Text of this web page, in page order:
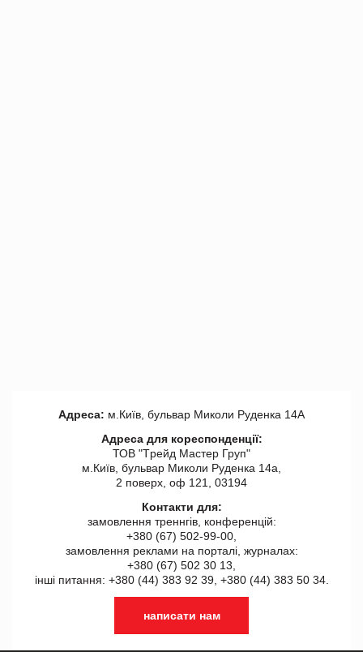
Адреса: м.Київ, бульвар Миколи Руденка 14А
Адреса для кореспонденції:
ТОВ "Tрейд Мастер Груп"
м.Київ, бульвар Миколи Руденка 14а,
2 поверх, оф 121, 03194
Контакти для:
замовлення треннгів, конференцій:
+380 (67) 502-99-00,
замовлення реклами на порталі, журналах:
+380 (67) 502 30 13,
інші питання: +380 (44) 383 92 39, +380 (44) 383 50 34.
написати нам